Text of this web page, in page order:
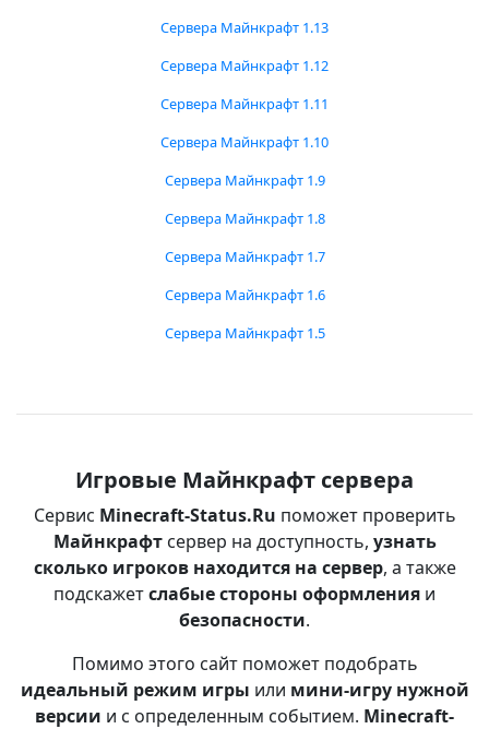
Сервера Майнкрафт 1.13
Сервера Майнкрафт 1.12
Сервера Майнкрафт 1.11
Сервера Майнкрафт 1.10
Сервера Майнкрафт 1.9
Сервера Майнкрафт 1.8
Сервера Майнкрафт 1.7
Сервера Майнкрафт 1.6
Сервера Майнкрафт 1.5
Игровые Майнкрафт сервера
Сервис Minecraft-Status.Ru поможет проверить
Майнкрафтсервер на доступность, узнать
сколько игроков находится на сервер, а также
подскажетслабые стороны оформления и
безопасности.
Помимо этого сайт поможет подобрать
идеальный режим игры или мини-игру нужной
версии и с определенным событием. Minecraft-